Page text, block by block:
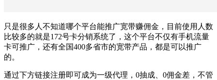
只是很多人不知道哪个平台能推广宽带赚佣金，目前使用人数
比较多的就是172号卡分销系统了，这个平台不仅有手机流量
卡可推广，还有全国400多省市的宽带产品，都是可以推广
的。
通过下方链接注册即可成为一级代理，0抽成、0佣金差，不管